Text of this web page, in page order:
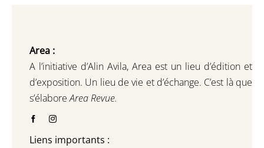
Area :
A l’initiative d’Alin Avila, Area est un lieu d’édition et
d’exposition. Un lieu de vie et d’échange. C’est là que
s’élaboreArea Revue.
Liens importants :